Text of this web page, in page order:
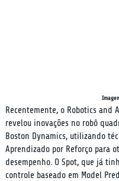
Recentemente, o Robotics and
revelou inovações no robô
Boston Dynamics, utilizando
Aprendizado por Reforço para
desempenho. O Spot, que já
controle baseado em Model